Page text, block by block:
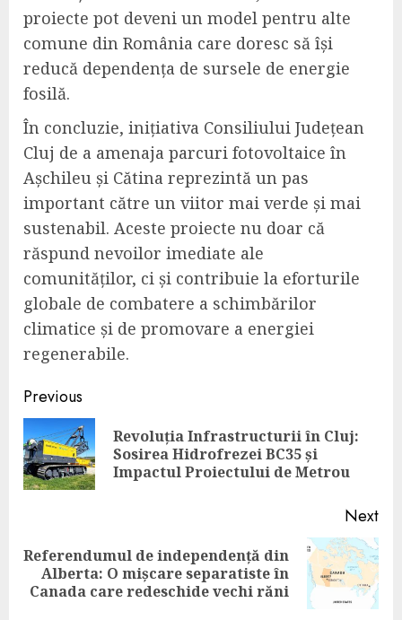
proiecte pot deveni un model pentru alte
comune din România care doresc să își
reducă dependența de sursele de energie
fosilă.
În concluzie, inițiativa Consiliului Județean
Cluj de a amenaja parcuri fotovoltaice în
Așchileu și Cătina reprezintă un pas
important către un viitor mai verde și mai
sustenabil. Aceste proiecte nu doar că
răspund nevoilor imediate ale
comunităților, ci și contribuie la eforturile
globale de combatere a schimbărilor
climatice și de promovare a energiei
regenerabile.
Continue
Reading
Previous
Revoluția Infrastructurii în Cluj:
Sosirea Hidrofrezei BC35 și
Impactul Proiectului de Metrou
Next
Next
post:
Referendumul de independență din
Alberta: O mișcare separatiste în
Canada care redeschide vechi răni